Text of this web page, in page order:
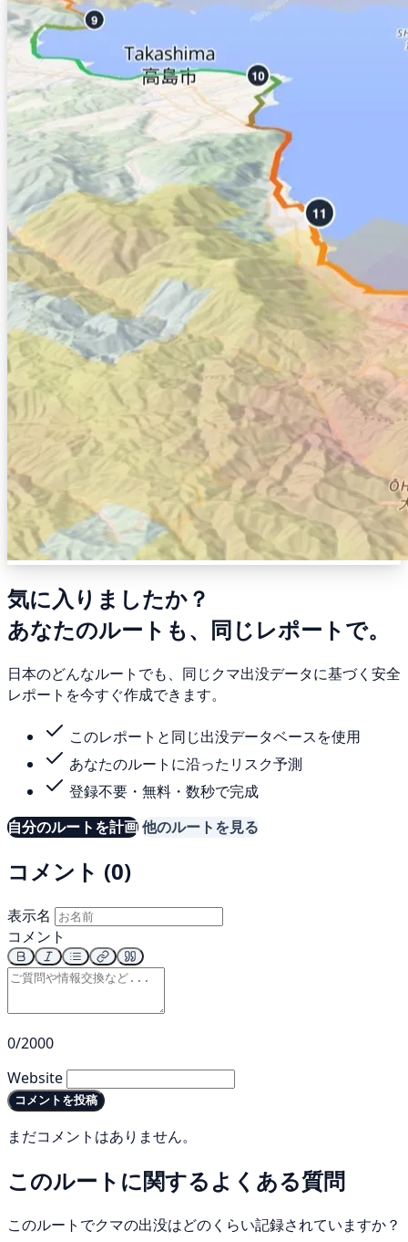
気に入りましたか？
あなたのルートも、同じレポートで。
日本のどんなルートでも、同じクマ出没データに基づく安全
レポートを今すぐ作成できます。
このレポートと同じ出没データベースを使用
あなたのルートに沿ったリスク予測
登録不要・無料・数秒で完成
自分のルートを計画他のルートを見る
コメント (0)
表示名
コメント
0/2000
Website
コメントを投稿
まだコメントはありません。
このルートに関するよくある質問
このルートでクマの出没はどのくらい記録されていますか？